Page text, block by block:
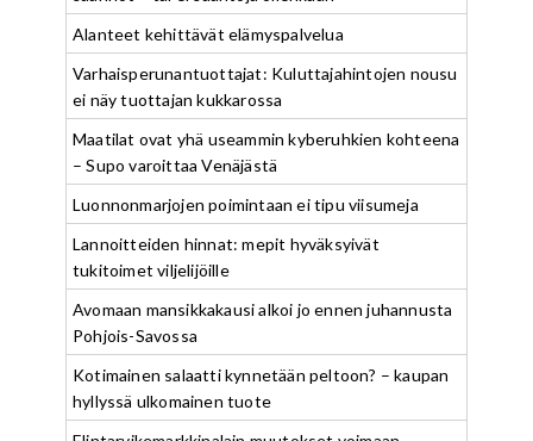
Alanteet kehittävät elämyspalvelua
Varhaisperunantuottajat: Kuluttajahintojen nousu
ei näy tuottajan kukkarossa
Maatilat ovat yhä useammin kyberuhkien kohteena
– Supo varoittaa Venäjästä
Luonnonmarjojen poimintaan ei tipu viisumeja
Lannoitteiden hinnat: mepit hyväksyivät
tukitoimet viljelijöille
Avomaan mansikkakausi alkoi jo ennen juhannusta
Pohjois-Savossa
Kotimainen salaatti kynnetään peltoon? – kaupan
hyllyssä ulkomainen tuote